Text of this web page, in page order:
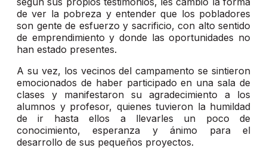
de ver la pobreza y entender que los pobladores
son gente de esfuerzo y sacrificio, con alto sentido
de emprendimiento y donde las oportunidades no
han estado presentes.
A su vez, los vecinos del campamento se sintieron
emocionados de haber participado en una sala de
clases y manifestaron su agradecimiento a los
alumnos y profesor, quienes tuvieron la humildad
de ir hasta ellos a llevarles un poco de
conocimiento, esperanza y ánimo para el
desarrollo de sus pequeños proyectos.